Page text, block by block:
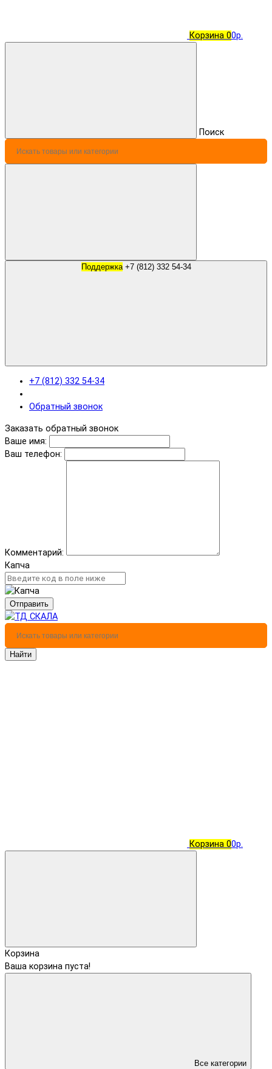
Корзина 00р.
Поиск
Поддержка +7 (812) 332 54-34
+7 (812) 332 54-34
Обратный звонок
Заказать обратный звонок
Ваше имя:
Ваш телефон:
Комментарий:
Капча
Отправить
Найти
Корзина 00р.
Корзина
Ваша корзина пуста!
Все категории